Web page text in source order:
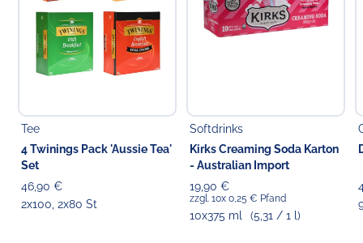
Tee
4 Twinings Pack 'Aussie Tea'
Set
46,90 €
2x100, 2x80 St
Softdrinks
Kirks Creaming Soda Karton
- Australian Import
19,90 €
zzgl. 10x 0,25 € Pfand
10x375 ml (5,31 / 1 l)